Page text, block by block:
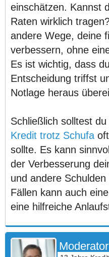
einschätzen. Kannst
Raten wirklich
andere Wege, deine
verbessern, ohne
Es ist wichtig, dass
Entscheidung triffst
Notlage heraus
Schließlich solltest
Kredit trotz Schufa
sollte. Es kann
der Verbesserung
und andere
Fällen kann auch
eine hilfreiche
Moderator